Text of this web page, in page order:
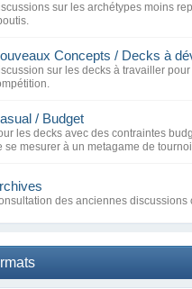
sur les archétypes moins
Concepts / Decks à
sur les decks à travailler
/ Budget
les decks avec des contraintes
se mesurer à un metagame de
des anciennes discussions